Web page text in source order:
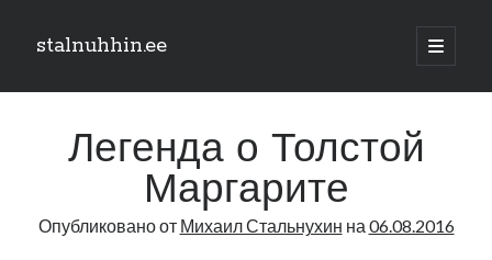
stalnuhhin.ee
отрыть
Боковая
панель
Рубрики
Легенда о Толстой
Маргарите
Опубликовано от Михаил Стальнухин на 06.08.2016